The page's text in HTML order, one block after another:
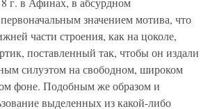
значением мотива, что
части строения, как на цоколе,
поставленный так, чтобы он издали
силуэтом на свободном, широком
фоне. Подобным же образом и
выделенных из какой-либо